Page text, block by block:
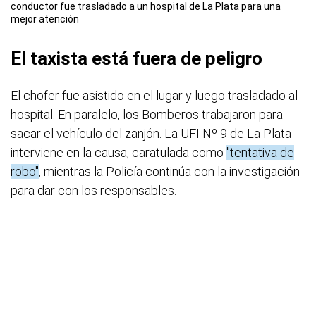
conductor fue trasladado a un hospital de La Plata para una
mejor atención
El taxista está fuera de peligro
El chofer fue asistido en el lugar y luego trasladado al
hospital. En paralelo, los Bomberos trabajaron para
sacar el vehículo del zanjón. La UFI Nº 9 de La Plata
interviene en la causa, caratulada como "tentativa de
robo", mientras la Policía continúa con la investigación
para dar con los responsables.